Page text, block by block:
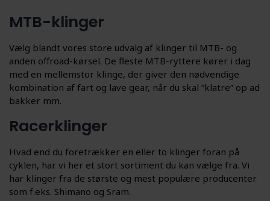
MTB-klinger
Vælg blandt vores store udvalg af klinger til MTB- og
anden offroad-kørsel. De fleste MTB-ryttere kører i dag
med en mellemstor klinge, der giver den nødvendige
kombination af fart og lave gear, når du skal ”klatre” op ad
bakker mm.
Racerklinger
Hvad end du foretrækker en eller to klinger foran på
cyklen, har vi her et stort sortiment du kan vælge fra. Vi
har klinger fra de største og mest populære producenter
som f.eks. Shimano og Sram.